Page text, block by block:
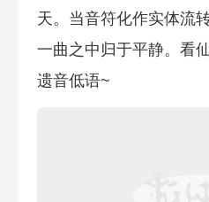
天。当音符化作实体流
一曲之中归于平静。看
遗音低语~